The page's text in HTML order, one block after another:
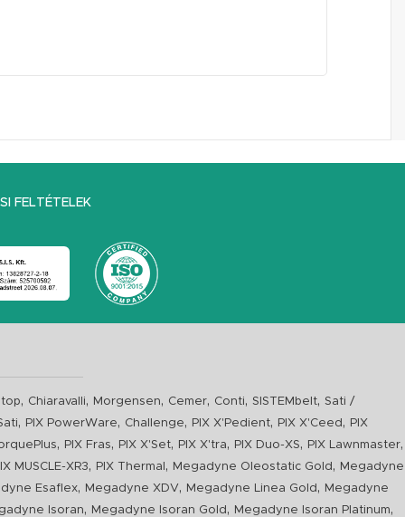
FELTÉTELEK
, Chiaravalli, Morgensen, Cemer, Conti,SISTEMbelt,Sati /
, PIX PowerWare, Challenge, PIX X'Pedient, PIX X'Ceed ,
PIX
, PIX Fras, PIX X'Set, PIX X'tra, PIX Duo-XS, PIX Lawnmaster,
MUSCLE-XR3, PIX Thermal , Megadyne Oleostatic Gold ,
Megadyne
Esaflex, Megadyne XDV, Megadyne Linea Gold ,
Megadyne
Isoran, Megadyne Isoran Gold , Megadyne Isoran Platinum,